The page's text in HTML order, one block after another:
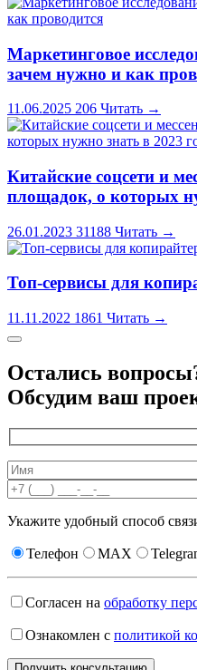
Маркетинговое
зачем нужно и как
11.06.2025 206 Читать →
Китайские соцсети и
площадок, о которых
26.01.2023 31188 Читать →
Топ-сервисы для
11.11.2022 1861 Читать →
Остались
Обсудим ваш
Укажите удобный способ
Телефон MAX
Согласен на обработку
Ознакомлен с политикой